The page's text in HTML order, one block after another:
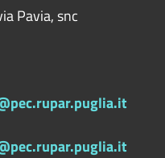
Pavia, snc